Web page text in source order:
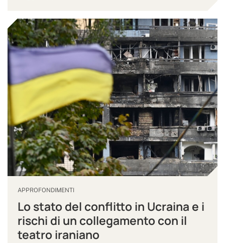
APPROFONDIMENTI
Lo stato del conflitto in Ucraina e i
rischi di un collegamento con il
teatro iraniano